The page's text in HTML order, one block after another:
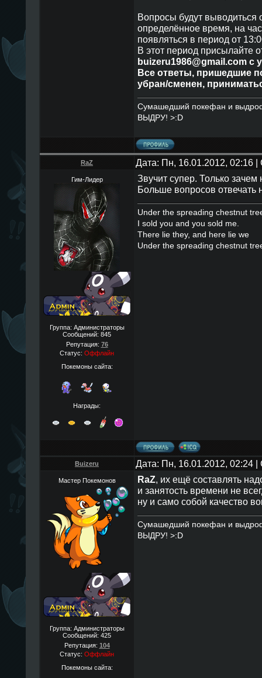
Вопросы будут выводиться
определённое время, на
появляться в период от
В этот период присылайте
buizeru1986@gmail.comс
Все ответы, пришедшие
убран/сменен,
Сумашедший покефан и
ВЫДРУ! >:D
RaZ Дата: Пн, 16.01.2012, 02:16
Гим-Лидер
Группа: Администраторы
Сообщений: 845
Репутация: 76
Статус: Оффлайн
Покемоны сайта:
Награды:
Звучит супер. Только
Больше вопросов отвечать
Under the spreading chestnut
I sold you and you sold me.
There lie they, and here lie we
Under the spreading chestnut
Buizeru Дата: Пн, 16.01.2012, 02:24
Мастер Покемонов
Группа: Администраторы
Сообщений: 425
Репутация: 104
Статус: Оффлайн
Покемоны сайта:
RaZ, их ещё составлять
и занятость времени не
ну и само собой качество
Сумашедший покефан и
ВЫДРУ! >:D